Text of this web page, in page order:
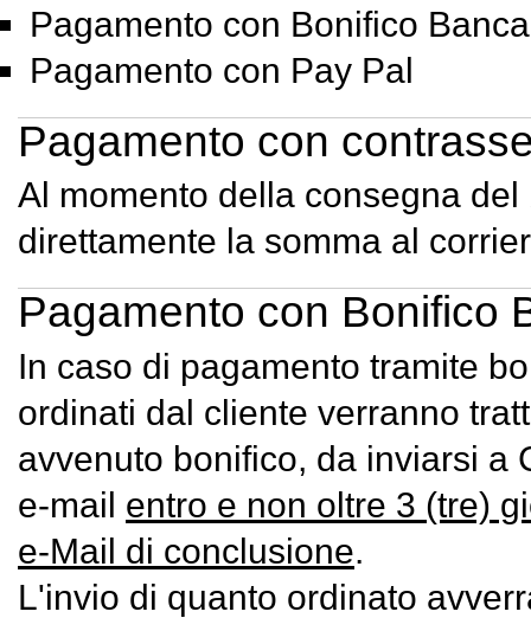
Pagamento con Bonifico
Pagamento con Pay Pal
Pagamento con
Al momento della consegna
direttamente la somma al
Pagamento con Bonifico
In caso di pagamento tramite
ordinati dal cliente verranno
avvenuto bonifico, da inviarsi a
e-mail entro e non oltre 3 (tre)
e-Mail di conclusione.
L'invio di quanto ordinato